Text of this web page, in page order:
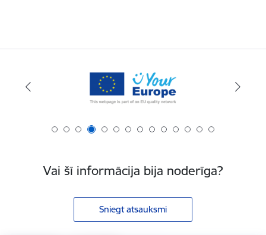
Vai šī informācija bija noderīga?
Sniegt atsauksmi